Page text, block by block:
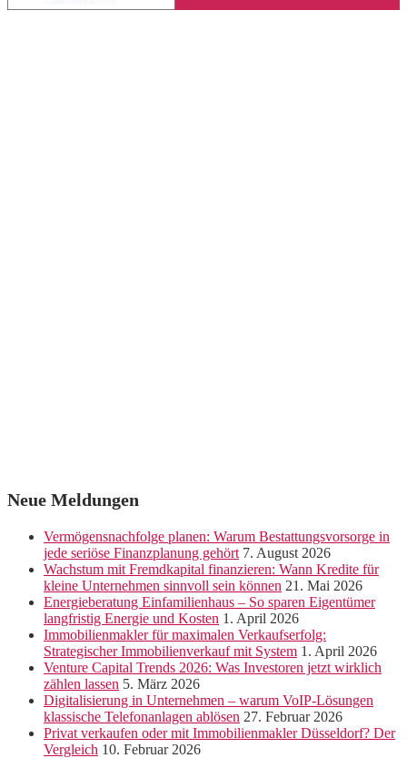
Neue Meldungen
Vermögensnachfolge planen: Warum Bestattungsvorsorge in
jede seriöse Finanzplanung gehört 7. August 2026
Wachstum mit Fremdkapital finanzieren: Wann Kredite für
kleine Unternehmen sinnvoll sein können 21. Mai 2026
Energieberatung Einfamilienhaus – So sparen Eigentümer
langfristig Energie und Kosten 1. April 2026
Immobilienmakler für maximalen Verkaufserfolg:
Strategischer Immobilienverkauf mit System 1. April 2026
Venture Capital Trends 2026: Was Investoren jetzt wirklich
zählen lassen 5. März 2026
Digitalisierung in Unternehmen – warum VoIP-Lösungen
klassische Telefonanlagen ablösen 27. Februar 2026
Privat verkaufen oder mit Immobilienmakler Düsseldorf? Der
Vergleich 10. Februar 2026